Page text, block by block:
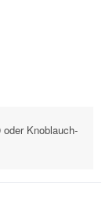
Knoblauch-